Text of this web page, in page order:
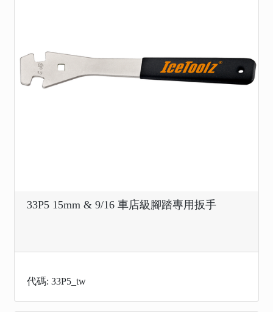
33P5 15mm & 9/16 車店級腳踏專用扳手
代碼: 33P5_tw